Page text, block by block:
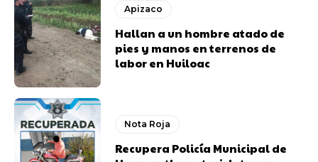
Apizaco
Hallan a un hombre atado de
pies y manos en terrenos de
labor en Huiloac
Nota Roja
Recupera Policía Municipal de